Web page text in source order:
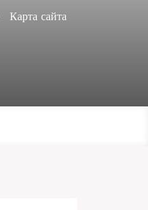
Карта сайта